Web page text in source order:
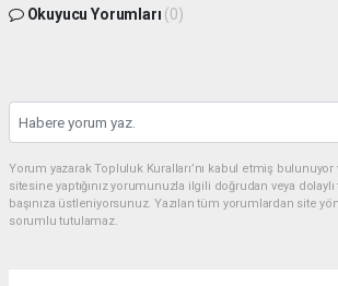
Okuyucu Yorumları (0)
Yorum yazarak Topluluk Kuralları’nı kabul etmiş
sitesine yaptığınız yorumunuzla ilgili doğrudan veya
başınıza üstleniyorsunuz. Yazılan tüm yorumlardan site
sorumlu tutulamaz.